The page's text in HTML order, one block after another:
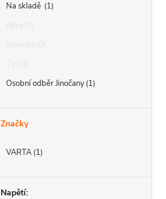
Na skladě 1
Osobní odběr Jinočany 1
Značky
VARTA 1
Napětí: